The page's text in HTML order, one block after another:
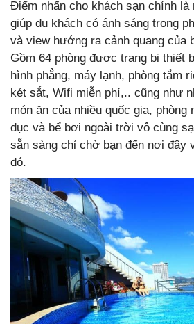
Điểm nhấn cho khách sạn chính là
giúp du khách có ánh sáng trong
và view hướng ra cảnh quang của
Gồm 64 phòng được trang bị thiết
hình phẳng, máy lạnh, phòng tắm
két sắt, Wifi miễn phí,.. cũng như
món ăn của nhiều quốc gia, phòng
dục và bể bơi ngoài trời vô cùng
sẵn sàng chỉ chờ bạn đến nơi đây
đó.